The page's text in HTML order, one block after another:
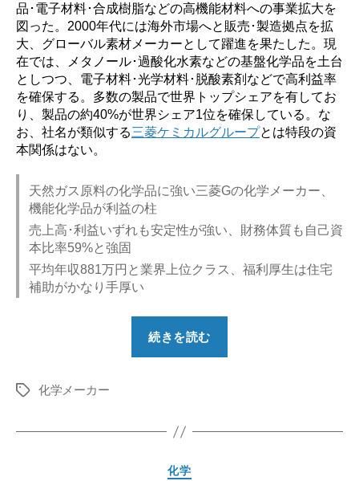
品･電子材料･合成樹脂などの高機能材料への事業拡大を
図った。2000年代には海外市場へと販売･製造拠点を拡
大、グローバル素材メーカーとして躍進を果たした。現
在では、メタノール･過酸化水素などの基盤化学品を土台
としつつ、電子材料･光学材料･脱酸素剤などで高利益率
を確保する。多数の製品で世界トップシェアを有してお
り、製品の約40%が世界シェア1位を確保している。な
お、社名が類似する三菱ケミカルグループとは特段の資
本関係はない。
天然ガス原料の化学品に強い三菱Gの化学メーカー、
機能化学品が利益の柱
売上高･利益いずれも安定性が強い、財務体質も自己資
本比率59%と強固
平均年収881万円と業界上位クラス、福利厚生は住宅
補助がかなり手厚い
続きを読む
ガ
タ
化学メーカー
カ
化学